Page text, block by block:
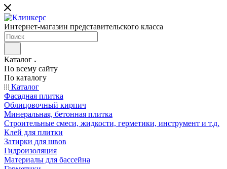
Интернет-магазин представительского класса
Каталог
По всему сайту
По каталогу
Каталог
Фасадная плитка
Облицовочный кирпич
Минеральная, бетонная плитка
Строительные смеси, жидкости, герметики, инструмент и т.д.
Клей для плитки
Затирки для швов
Гидроизоляция
Материалы для бассейна